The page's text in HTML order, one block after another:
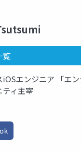
覧
iOSエンジニア 「エ
ィ主宰